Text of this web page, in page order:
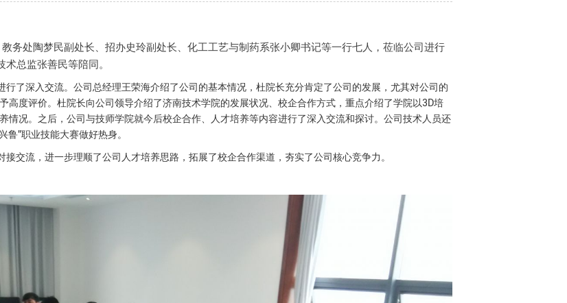
处陶梦民副处长、招办史玲副处长、化工工艺与制药系张小卿书记等一行七人，莅临公司进行
总监张善民等陪同。
了深入交流。公司总经理王荣海介绍了公司的基本情况，杜院长充分肯定了公司的发展，尤其对公司的
高度评价。杜院长向公司领导介绍了济南技术学院的发展状况、校企合作方式，重点介绍了学院以3D培
情况。之后，公司与技师学院就今后校企合作、人才培养等内容进行了深入交流和探讨。公司技术人员还
”职业技能大赛做好热身。
流，进一步理顺了公司人才培养思路，拓展了校企合作渠道，夯实了公司核心竞争力。